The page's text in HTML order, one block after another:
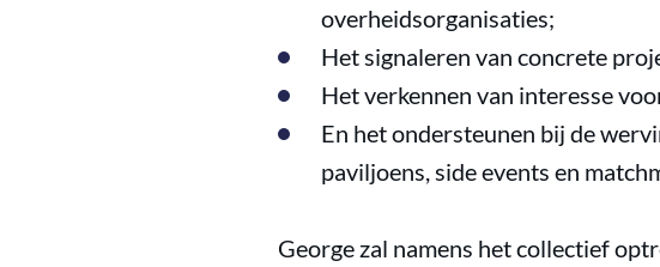
overheidsorganisaties;
Het signaleren van concrete
Het verkennen van interesse
En het ondersteunen bij de
paviljoens, side events en
George zal namens het collectief